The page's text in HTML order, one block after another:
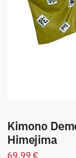
Kimono
Himejima
69,99 €